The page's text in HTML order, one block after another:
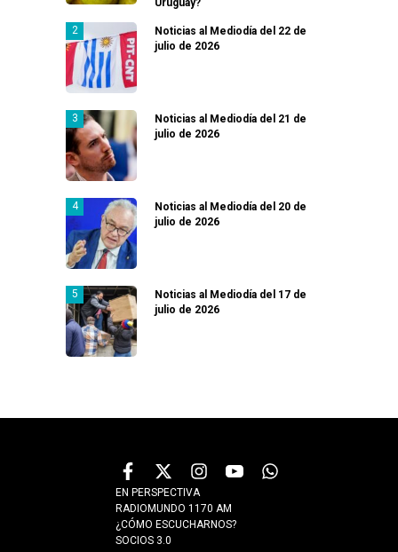
Uruguay?
Noticias al Mediodía del 22 de
julio de 2026
Noticias al Mediodía del 21 de
julio de 2026
Noticias al Mediodía del 20 de
julio de 2026
Noticias al Mediodía del 17 de
julio de 2026
EN PERSPECTIVA
RADIOMUNDO 1170 AM
¿CÓMO ESCUCHARNOS?
SOCIOS 3.0